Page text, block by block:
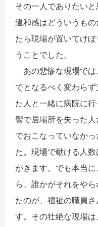
その一人でありたい
違和感はどういうも
たら現場が置いてけ
うことでした。
あの悲惨な現場では
でとなるべく変わら
た人と一緒に病院に
響で居場所を失った
でおこなっていなか
た。現場で動ける人
がきます。でも本当
ら、誰かがそれをや
たのが、福祉の職員
す。その壮絶な現場